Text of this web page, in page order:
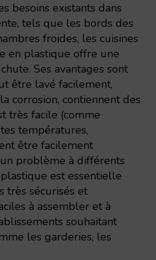
besoins existants dans
tels que les bords des
froides, les cuisines
en plastique offre une
Ses avantages sont
être lavé facilement,
corrosion, contiennent des
très facile (comme
températures,
être facilement
problème à différents
est essentielle
très sécurisés et
à assembler et à
souhaitant
les garderies, les